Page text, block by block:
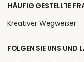
FOLGEN SIE UNS UND
HÄUFIG GESTELLTE
Kreativer Wegweiser